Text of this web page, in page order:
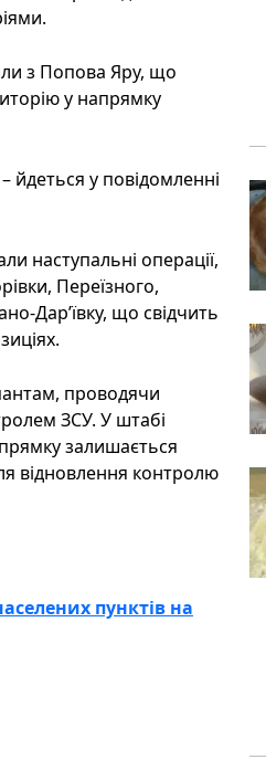
з Попова Яру, що
у напрямку
йдеться у повідомленні
наступальні операції,
Переїзного,
Дарʼївку, що свідчить
проводячи
ЗСУ. У штабі
залишається
відновлення контролю
пунктів на